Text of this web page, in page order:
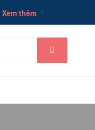
Xem thêm